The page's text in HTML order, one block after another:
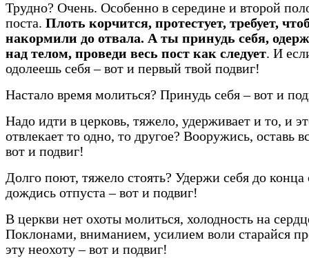
Трудно? Очень. Особенно в середине и второй
поста. Плоть корчится, протестует, требует,
накормили до отвала. А ты принудь себя,
над телом, проведи весь пост как следует. И
одолеешь себя – вот и первый твой подвиг!
Настало время молиться? Принудь себя – вот и
Надо идти в церковь, тяжело, удерживает и то, и
отвлекает то одно, то другое? Вооружись, оставь
вот и подвиг!
Долго поют, тяжело стоять? Удержи себя до
дождись отпуста – вот и подвиг!
В церкви нет охоты молиться, холодность на
Поклонами, вниманием, усилием воли старайся
эту неохоту – вот и подвиг!